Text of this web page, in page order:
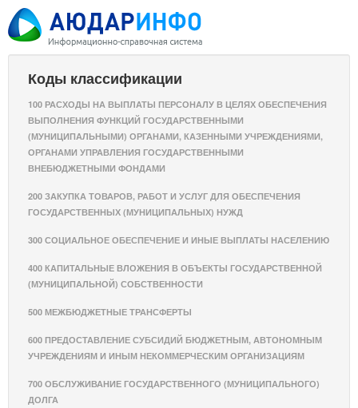
Коды классификации
100 РАСХОДЫ НА ВЫПЛАТЫ ПЕРСОНАЛУ В ЦЕЛЯХ ОБЕСПЕЧЕНИЯ
ВЫПОЛНЕНИЯ ФУНКЦИЙ ГОСУДАРСТВЕННЫМИ
(МУНИЦИПАЛЬНЫМИ) ОРГАНАМИ, КАЗЕННЫМИ УЧРЕЖДЕНИЯМИ,
ОРГАНАМИ УПРАВЛЕНИЯ ГОСУДАРСТВЕННЫМИ
ВНЕБЮДЖЕТНЫМИ ФОНДАМИ
200 ЗАКУПКА ТОВАРОВ, РАБОТ И УСЛУГ ДЛЯ ОБЕСПЕЧЕНИЯ
ГОСУДАРСТВЕННЫХ (МУНИЦИПАЛЬНЫХ) НУЖД
300 СОЦИАЛЬНОЕ ОБЕСПЕЧЕНИЕ И ИНЫЕ ВЫПЛАТЫ НАСЕЛЕНИЮ
400 КАПИТАЛЬНЫЕ ВЛОЖЕНИЯ В ОБЪЕКТЫ ГОСУДАРСТВЕННОЙ
(МУНИЦИПАЛЬНОЙ) СОБСТВЕННОСТИ
500 МЕЖБЮДЖЕТНЫЕ ТРАНСФЕРТЫ
600 ПРЕДОСТАВЛЕНИЕ СУБСИДИЙ БЮДЖЕТНЫМ, АВТОНОМНЫМ
УЧРЕЖДЕНИЯМ И ИНЫМ НЕКОММЕРЧЕСКИМ ОРГАНИЗАЦИЯМ
700 ОБСЛУЖИВАНИЕ ГОСУДАРСТВЕННОГО (МУНИЦИПАЛЬНОГО)
ДОЛГА